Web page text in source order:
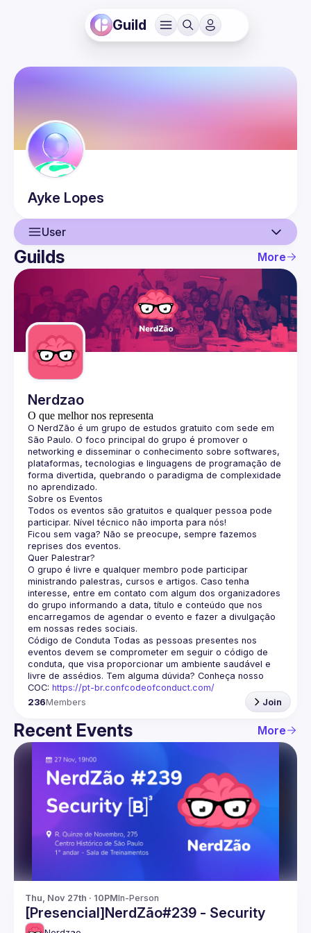
Guild
Ayke Lopes
User
User
Events
Guilds
Guilds More
Nerdzao
O que melhor nos representa
O NerdZão é um grupo de estudos gratuito com sede em
São Paulo. O foco principal do grupo é promover o
networking e disseminar o conhecimento sobre softwares,
plataformas, tecnologias e linguagens de programação de
forma divertida, quebrando o paradigma de complexidade
no aprendizado.
Sobre os Eventos
Todos os eventos são gratuitos e qualquer pessoa pode
participar. Nível técnico não importa para nós!
Ficou sem vaga? Não se preocupe, sempre fazemos
reprises dos eventos.
Quer Palestrar?
O grupo é livre e qualquer membro pode participar
ministrando palestras, cursos e artigos. Caso tenha
interesse, entre em contato com algum dos organizadores
do grupo informando a data, título e conteúdo que nos
encarregamos de agendar o evento e fazer a divulgação
em nossas redes sociais.
Código de Conduta Todas as pessoas presentes nos
eventos devem se comprometer em seguir o código de
conduta, que visa proporcionar um ambiente saudável e
livre de assédios. Tem alguma dúvida? Conheça nosso
COC: https://pt-br.confcodeofconduct.com/
236Members Join
Recent Events More
Thu, Nov 27th · 10PMIn-Person
[Presencial]NerdZão#239 - Security